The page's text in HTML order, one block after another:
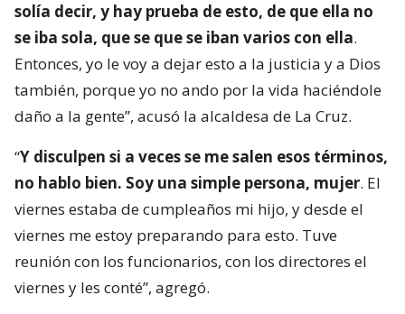
solía decir, y hay prueba de esto, de que ella no
se iba sola, que se que se iban varios con ella.
Entonces, yo le voy a dejar esto a la justicia y a Dios
también, porque yo no ando por la vida haciéndole
daño a la gente”, acusó la alcaldesa de La Cruz.
“Y disculpen si a veces se me salen esos términos,
no hablo bien. Soy una simple persona, mujer. El
viernes estaba de cumpleaños mi hijo, y desde el
viernes me estoy preparando para esto. Tuve
reunión con los funcionarios, con los directores el
viernes y les conté”, agregó.